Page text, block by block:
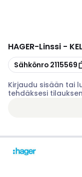
HAGER-Linssi -
Kopioi
Sähkönro 2115569
Kirjaudu sisään tai
tehdäksesi tilauksen